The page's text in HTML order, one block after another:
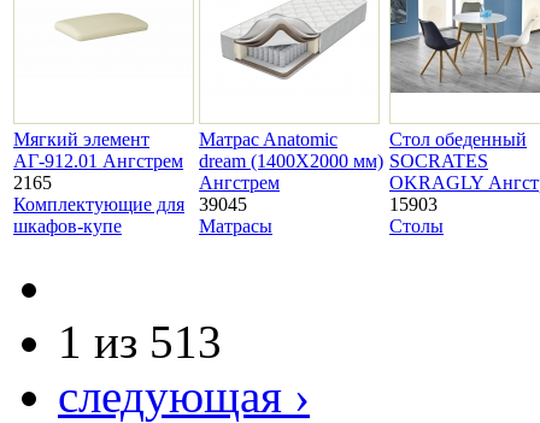
Мягкий элемент
АГ-912.01 Ангстрем
2165
Комплектующие для
шкафов-купе
Матраc Anatomic
dream (1400Х2000 мм)
Ангстрем
39045
Матрасы
Стол обеденный
SOCRATES
OKRAGLY
15903
Столы
1 из 513
следующая ›